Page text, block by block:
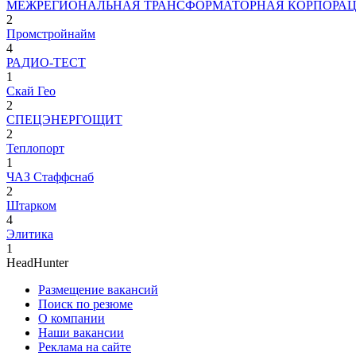
МЕЖРЕГИОНАЛЬНАЯ ТРАНСФОРМАТОРНАЯ
2
Промстройнайм
4
РАДИО-ТЕСТ
1
Скай Гео
2
СПЕЦЭНЕРГОЩИТ
2
Теплопорт
1
ЧАЗ Стаффснаб
2
Штарком
4
Элитика
1
HeadHunter
Размещение вакансий
Поиск по резюме
О компании
Наши вакансии
Реклама на сайте